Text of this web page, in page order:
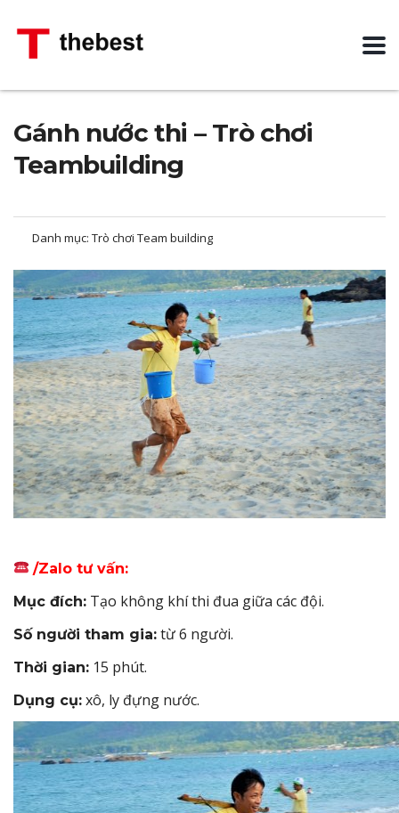
Gánh nước thi – Trò chơi
Teambuilding
Danh mục: Trò chơi Team building
/Zalo tư vấn:
Mục đích: Tạo không khí thi đua giữa các đội.
Số người tham gia: từ 6 người.
Thời gian: 15 phút.
Dụng cụ: xô, ly đựng nước.